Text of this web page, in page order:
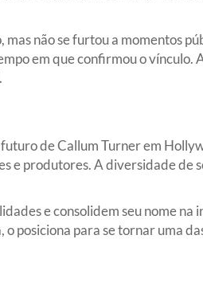
não se furtou a momentos
em que confirmou o vínculo.
de Callum Turner em
e produtores. A diversidade de
e consolidem seu nome na
posiciona para se tornar uma